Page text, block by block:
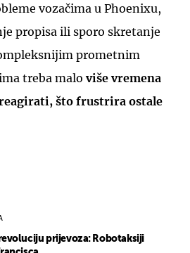
vozačima u Phoenixu,
propisa ili sporo skretanje
prometnim
treba maloviše vremena
reagirati, što frustrira ostale
prijevoza: Robotaksiji